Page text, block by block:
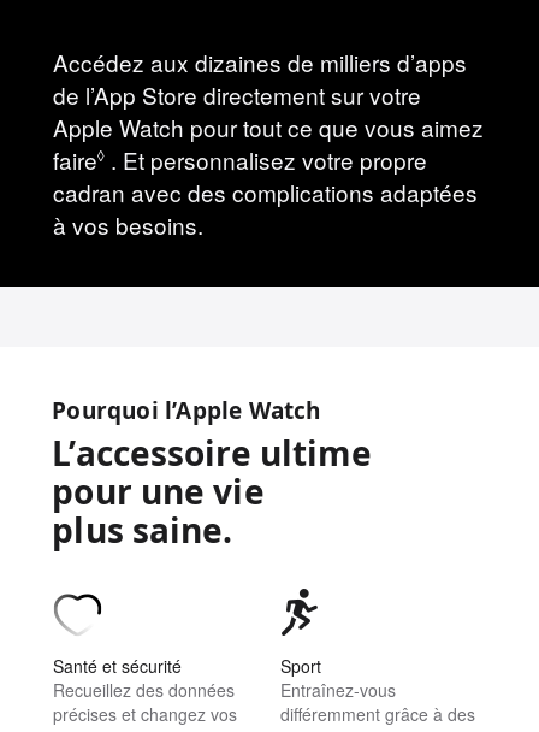
Accédez aux dizaines de milliers d’apps
de l’App Store directement sur votre
Apple Watch pour tout ce que vous aimez
faire◊ Voir
les
mentions
. Et personnalisez votre propre
cadran avec des complications adaptées
à vos besoins.
Pourquoi l’Apple Watch
L’accessoire ultime
pour une vie
plus saine.
Santé et sécurité
Recueillez des données
précises et changez vos
Sport
Entraînez-vous
différemment grâce à des